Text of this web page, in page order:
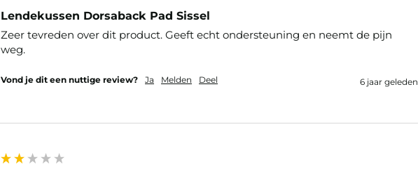
Lendekussen Dorsaback Pad Sissel
Zeer tevreden over dit product. Geeft echt ondersteuning en neemt de pijn
weg.
Vond je dit een nuttige review? Ja Melden Deel 6 jaar geleden